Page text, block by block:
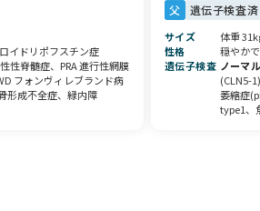
イドリポフスチン症
性脊髄症、PRA 進行性網膜
フォンヴィレブランド病
形成不全症、緑内障
父 遺伝子検査済
サイズ
体重
性格
穏やか
遺伝子検査 ノーマ
(CLN5-
萎縮症
type1、